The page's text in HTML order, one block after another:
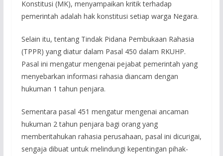
Konstitusi (MK), menyampaikan kritik terhadap
pemerintah adalah hak konstitusi setiap warga Negara.
Selain itu, tentang Tindak Pidana Pembukaan Rahasia
(TPPR) yang diatur dalam Pasal 450 dalam RKUHP.
Pasal ini mengatur mengenai pejabat pemerintah yang
menyebarkan informasi rahasia diancam dengan
hukuman 1 tahun penjara.
Sementara pasal 451 mengatur mengenai ancaman
hukuman 2 tahun penjara bagi orang yang
memberitahukan rahasia perusahaan, pasal ini dicurigai,
sengaja dibuat untuk melindungi kepentingan pihak-